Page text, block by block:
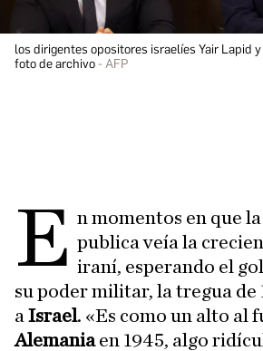
los dirigentes opositores israelíes Yair Lapid
foto de archivo
AFP
E n momentos en que
publica veía la
iraní, esperando el
su poder militar, la tregua de
a Israel. «Es como un alto al
Alemaniaen 1945, algo